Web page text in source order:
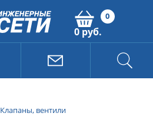
0
0 руб.
Клапаны, вентили